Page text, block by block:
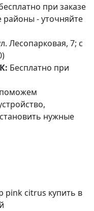
при заказе
районы - уточняйте
Лесопарковая, 7; с
Бесплатно при
нужные
pink citrus купить в